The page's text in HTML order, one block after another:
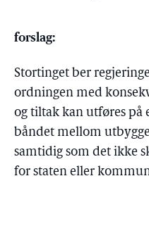
forslag:
Stortinget ber
ordningen med
og tiltak kan utføres på
båndet mellom
samtidig som det ikke
for staten eller